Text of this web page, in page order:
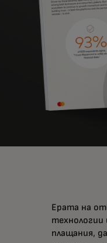
Ерата на
плащания,